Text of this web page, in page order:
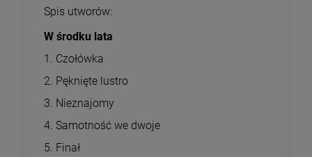
Spis utworów:
W środku lata
1. Czołówka
2. Pęknięte lustro
3. Nieznajomy
4. Samotność we dwoje
5. Finał